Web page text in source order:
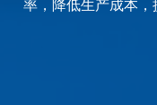
率，降低生产成本，